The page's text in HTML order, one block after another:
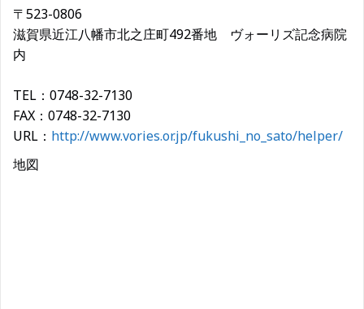
〒523-0806
滋賀県近江八幡市北之庄町492番地 ヴォーリズ記念病院
内
TEL：0748-32-7130
FAX：0748-32-7130
URL： http://www.vories.or.jp/fukushi_no_sato/helper/
地図